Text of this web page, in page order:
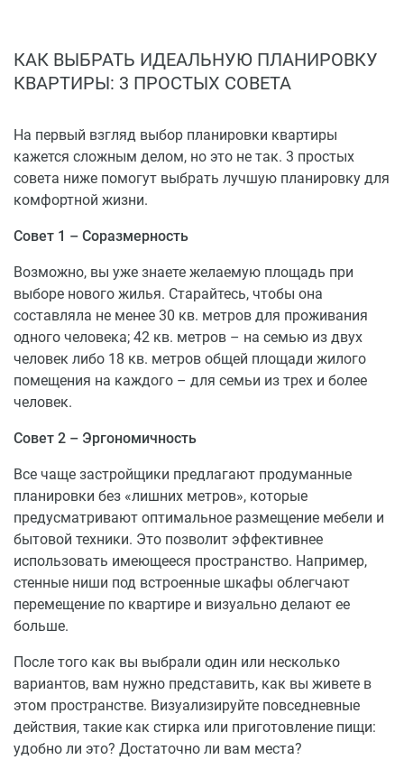
КАК ВЫБРАТЬ ИДЕАЛЬНУЮ ПЛАНИРОВКУ
КВАРТИРЫ: 3 ПРОСТЫХ СОВЕТА
На первый взгляд выбор планировки квартиры
кажется сложным делом, но это не так. 3 простых
совета ниже помогут выбрать лучшую планировку для
комфортной жизни.
Совет 1 – Соразмерность
Возможно, вы уже знаете желаемую площадь при
выборе нового жилья. Старайтесь, чтобы она
составляла не менее 30 кв. метров для проживания
одного человека; 42 кв. метров – на семью из двух
человек либо 18 кв. метров общей площади жилого
помещения на каждого – для семьи из трех и более
человек.
Совет 2 – Эргономичность
Все чаще застройщики предлагают продуманные
планировки без «лишних метров», которые
предусматривают оптимальное размещение мебели и
бытовой техники. Это позволит эффективнее
использовать имеющееся пространство. Например,
стенные ниши под встроенные шкафы облегчают
перемещение по квартире и визуально делают ее
больше.
После того как вы выбрали один или несколько
вариантов, вам нужно представить, как вы живете в
этом пространстве. Визуализируйте повседневные
действия, такие как стирка или приготовление пищи:
удобно ли это? Достаточно ли вам места?